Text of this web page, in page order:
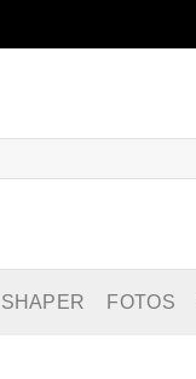
SHAPER FOTOS